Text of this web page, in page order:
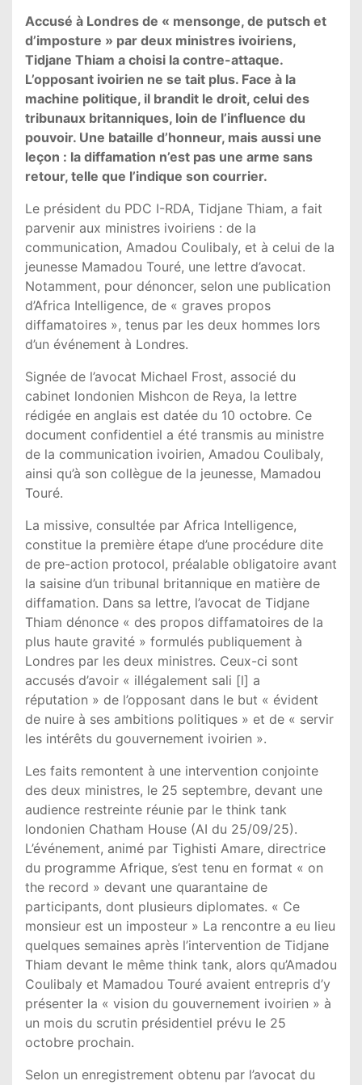
Accusé à Londres de « mensonge, de putsch et
d’imposture » par deux ministres ivoiriens,
Tidjane Thiam a choisi la contre-attaque.
L’opposant ivoirien ne se tait plus. Face à la
machine politique, il brandit le droit, celui des
tribunaux britanniques, loin de l’influence du
pouvoir. Une bataille d’honneur, mais aussi une
leçon : la diffamation n’est pas une arme sans
retour, telle que l’indique son courrier.
Le président du PDC I-RDA, Tidjane Thiam, a fait
parvenir aux ministres ivoiriens : de la
communication, Amadou Coulibaly, et à celui de la
jeunesse Mamadou Touré, une lettre d’avocat.
Notamment, pour dénoncer, selon une publication
d’Africa Intelligence, de « graves propos
diffamatoires », tenus par les deux hommes lors
d’un événement à Londres.
Signée de l’avocat Michael Frost, associé du
cabinet londonien Mishcon de Reya, la lettre
rédigée en anglais est datée du 10 octobre. Ce
document confidentiel a été transmis au ministre
de la communication ivoirien, Amadou Coulibaly,
ainsi qu’à son collègue de la jeunesse, Mamadou
Touré.
La missive, consultée par Africa Intelligence,
constitue la première étape d’une procédure dite
de pre-action protocol, préalable obligatoire avant
la saisine d’un tribunal britannique en matière de
diffamation. Dans sa lettre, l’avocat de Tidjane
Thiam dénonce « des propos diffamatoires de la
plus haute gravité » formulés publiquement à
Londres par les deux ministres. Ceux-ci sont
accusés d’avoir « illégalement sali [l] a
réputation » de l’opposant dans le but « évident
de nuire à ses ambitions politiques » et de « servir
les intérêts du gouvernement ivoirien ».
Les faits remontent à une intervention conjointe
des deux ministres, le 25 septembre, devant une
audience restreinte réunie par le think tank
londonien Chatham House (AI du 25/09/25).
L’événement, animé par Tighisti Amare, directrice
du programme Afrique, s’est tenu en format « on
the record » devant une quarantaine de
participants, dont plusieurs diplomates. « Ce
monsieur est un imposteur » La rencontre a eu lieu
quelques semaines après l’intervention de Tidjane
Thiam devant le même think tank, alors qu’Amadou
Coulibaly et Mamadou Touré avaient entrepris d’y
présenter la « vision du gouvernement ivoirien » à
un mois du scrutin présidentiel prévu le 25
octobre prochain.
Selon un enregistrement obtenu par l’avocat du